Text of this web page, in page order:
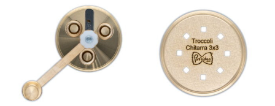
varianti.
opzioni
possono
essere
scelte
nella
pagina
Le
opzioni
possono
essere
scelte
nella
pagina
del